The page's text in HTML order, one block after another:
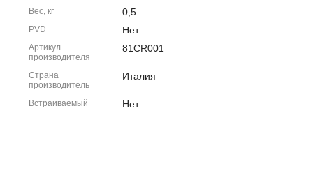
Вес, кг 0,5
PVD Нет
Артикул
производителя
81CR001
Страна
производитель
Италия
Встраиваемый Нет